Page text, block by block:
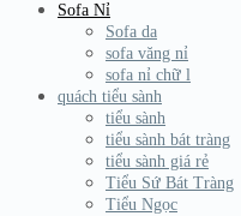
Sofa Nỉ
Sofa da
sofa văng nỉ
sofa nỉ chữ l
quách tiểu sành
tiểu sành
tiểu sành bát tràng
tiểu sành giá rẻ
Tiểu Sứ Bát Tràng
Tiểu Ngọc